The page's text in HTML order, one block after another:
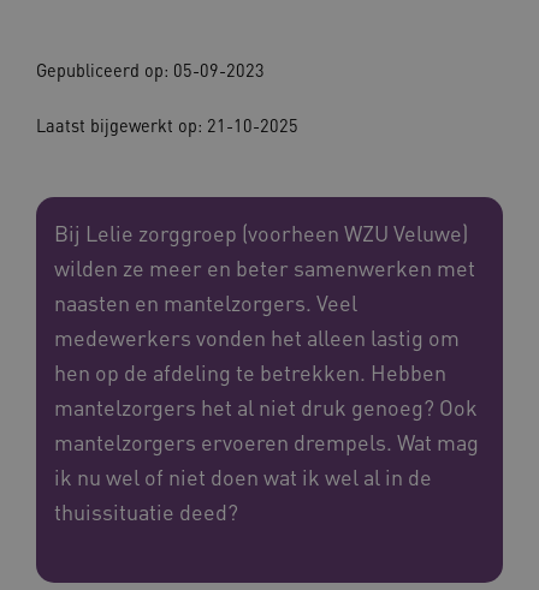
Gepubliceerd op: 05-09-2023
Laatst bijgewerkt op: 21-10-2025
Bij Lelie zorggroep (voorheen WZU Veluwe)
wilden ze meer en beter samenwerken met
naasten en mantelzorgers. Veel
medewerkers vonden het alleen lastig om
hen op de afdeling te betrekken. Hebben
mantelzorgers het al niet druk genoeg? Ook
mantelzorgers ervoeren drempels. Wat mag
ik nu wel of niet doen wat ik wel al in de
thuissituatie deed?